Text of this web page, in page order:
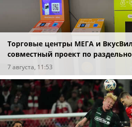
Торговые центры МЕГА и
совместный проект по
7 августа, 11:53